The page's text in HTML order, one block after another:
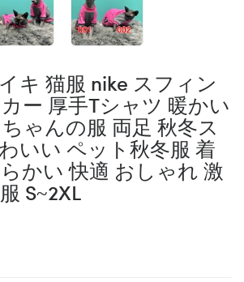
キ 猫服 nike スフィン
ー 厚手Tシャツ 暖かい
ゃんの服 両足 秋冬ス
いい ペット秋冬服 着
かい 快適 おしゃれ 激
S~2XL